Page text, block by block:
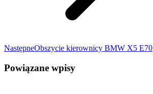
NastępneNastępny
Obszycie kierownicy BMW X5 E70
Powiązane wpisy